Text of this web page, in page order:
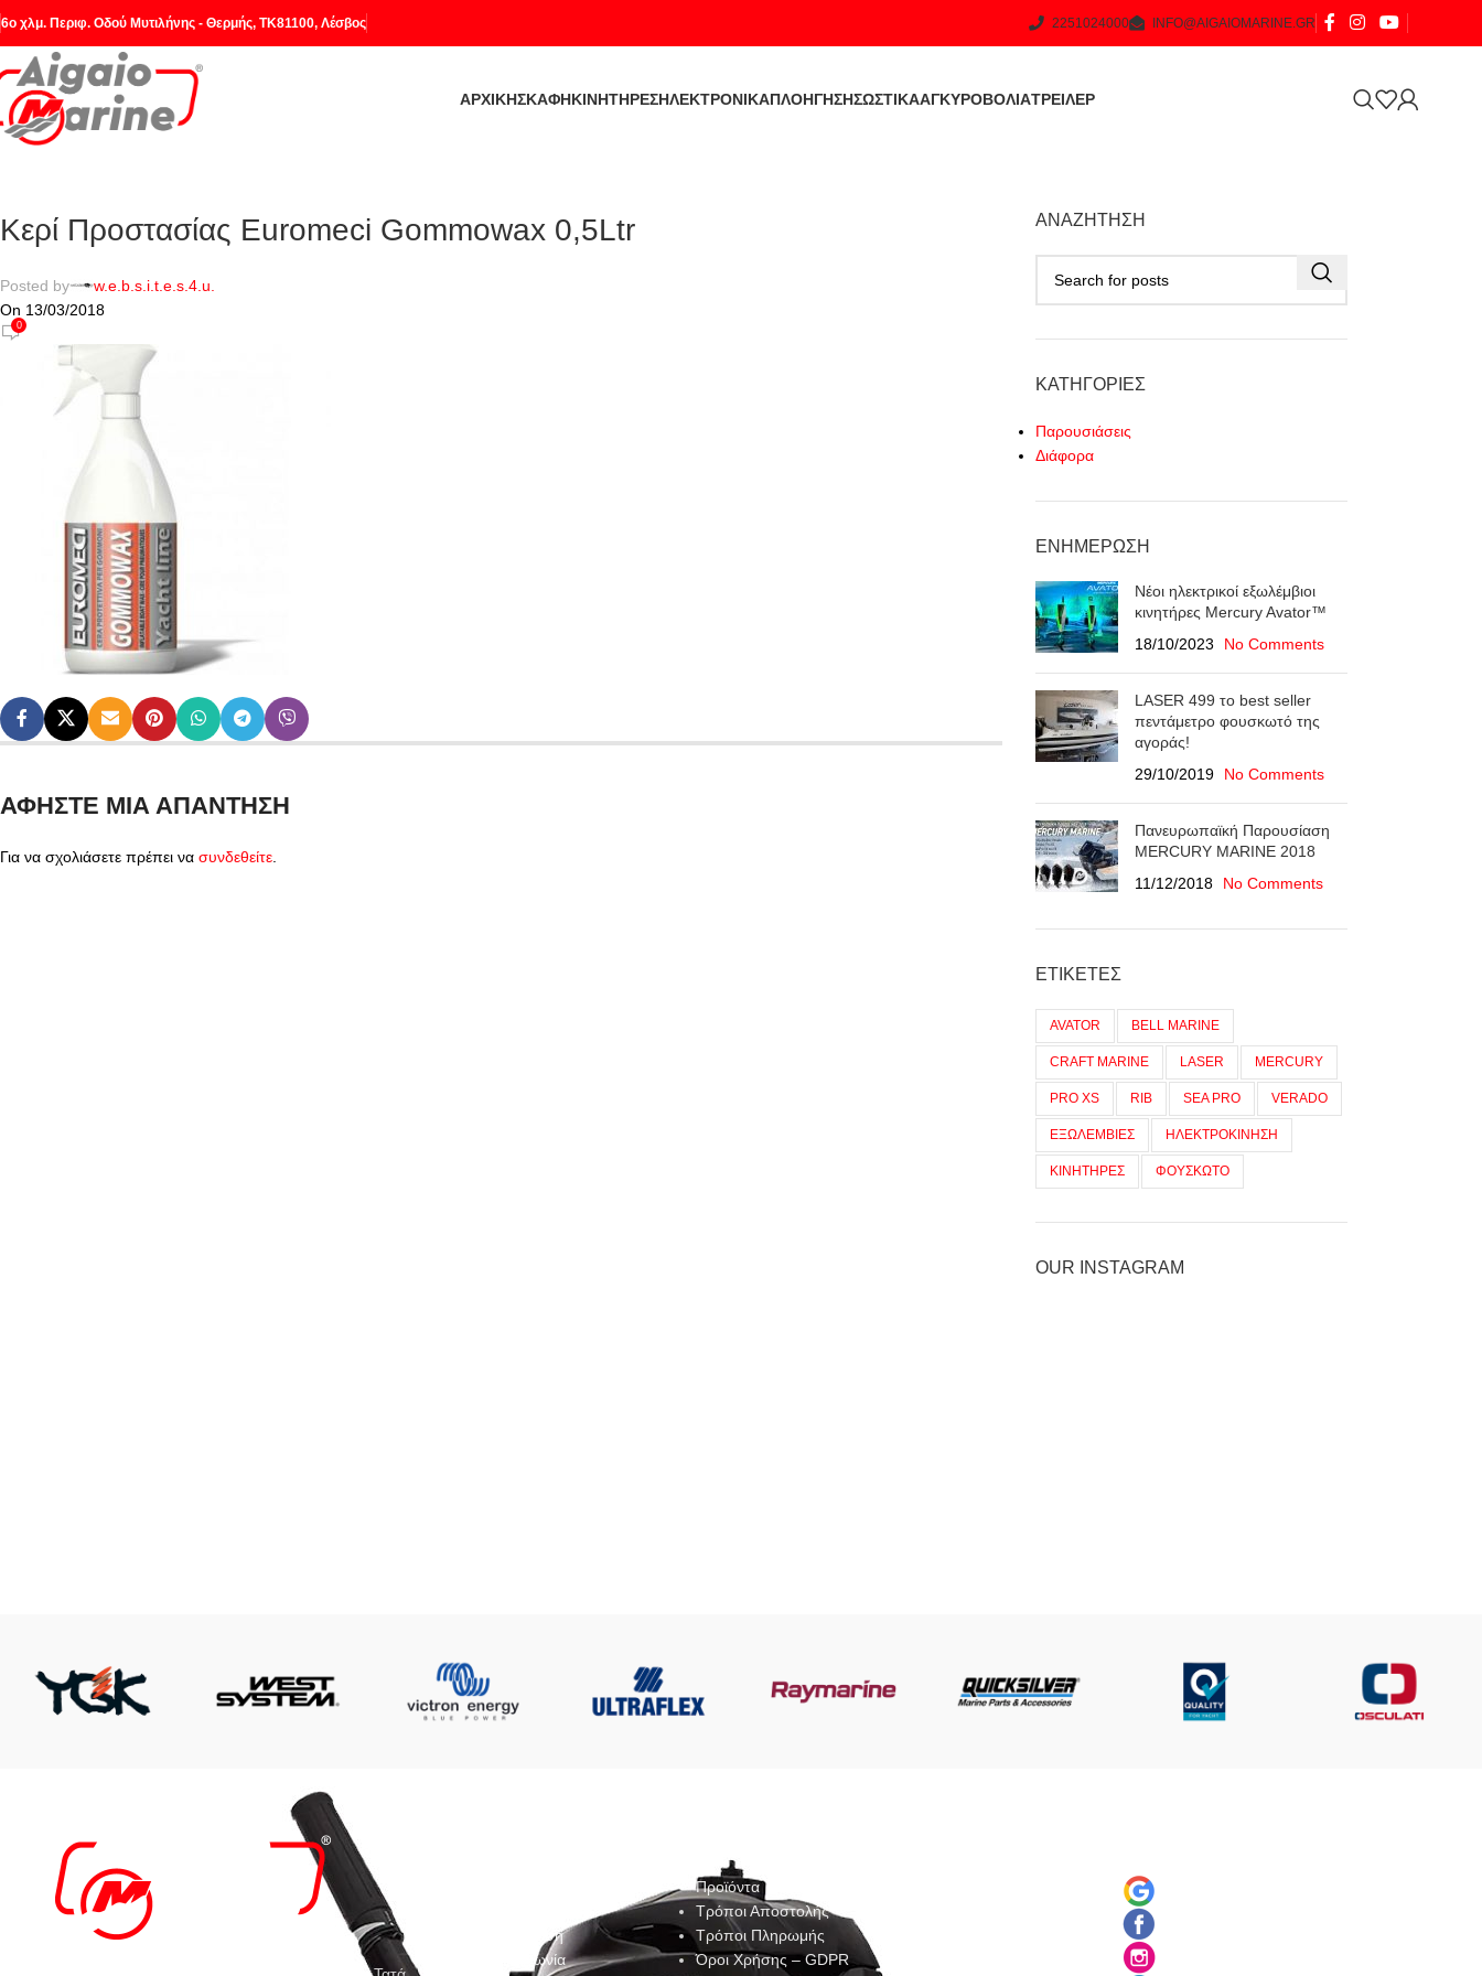
6o χλμ. Περιφ. Οδού Μυτιλήνης - Θερμής, ΤΚ81100, Λέσβος 2251024000 INFO@AIGAIOMARINE.GR
ΑΡΧΙΚΉΣΚΑΦΗΚΙΝΗΤΗΡΕΣΗΛΕΚΤΡΟΝΙΚΑΠΛΟΗΓΗΣΗΣΩΣΤΙΚΑΑΓΚΥΡΟΒΟΛΙΑΤΡΕΙΛΕΡ
Κερί Προστασίας Euromeci Gommowax 0,5Ltr
Posted by
w.e.b.s.i.t.e.s.4.u.
On 13/03/2018
0
ΑΦΉΣΤΕ ΜΙΑ ΑΠΆΝΤΗΣΗ
Για να σχολιάσετε πρέπει να συνδεθείτε
ΑΝΑΖΉΤΗΣΗ
ΚΑΤΗΓΟΡΊΕΣ
Παρουσιάσεις
Διάφορα
ΕΝΗΜΈΡΩΣΗ
Νέοι ηλεκτρικοί εξωλέμβιοι
κινητήρες Mercury Avator™
18/10/2023
No Comments
LASER 499 το best seller
πεντάμετρο φουσκωτό της
αγοράς!
29/10/2019
No Comments
Πανευρωπαϊκή Παρουσίαση
ΜERCURY MARINE 2018
11/12/2018
No Comments
ΕΤΙΚΈΤΕΣ
AVATOR BELL MARINE
CRAFT MARINE LASER MERCURY
PRO XS RIB SEA PRO VERADO
ΕΞΩΛΕΜΒΙΕΣ ΗΛΕΚΤΡΟΚΙΝΗΣΗ
ΚΙΝΗΤΗΡΕΣ ΦΟΥΣΚΩΤΟ
OUR INSTAGRAM
Ενημέρωση
Επικοινωνία
Προϊόντα
Τρόποι Αποστολής
Τρόποι Πληρωμής
Όροι Χρήσης – GDPR